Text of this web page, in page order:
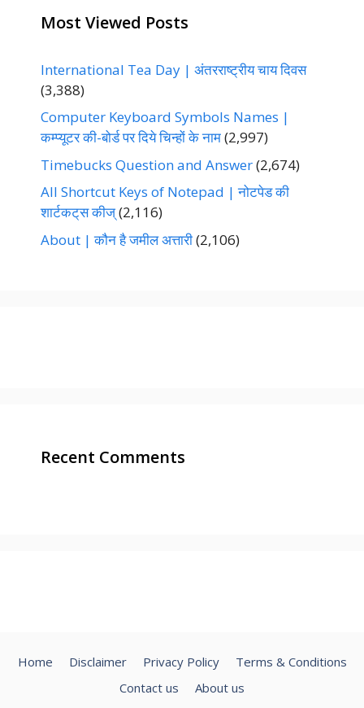
Most Viewed Posts
International Tea Day | अंतरराष्ट्रीय चाय दिवस
(3,388)
Computer Keyboard Symbols Names |
कम्प्यूटर की-बोर्ड पर दिये चिन्हों के नाम(2,997)
Timebucks Question and Answer(2,674)
All Shortcut Keys of Notepad | नोटपेड की
शार्टकट्‌स कीज्‌(2,116)
About | कौन है जमील अत्तारी(2,106)
Recent Comments
Home Disclaimer Privacy Policy
Terms & Conditions
Contact us
About us